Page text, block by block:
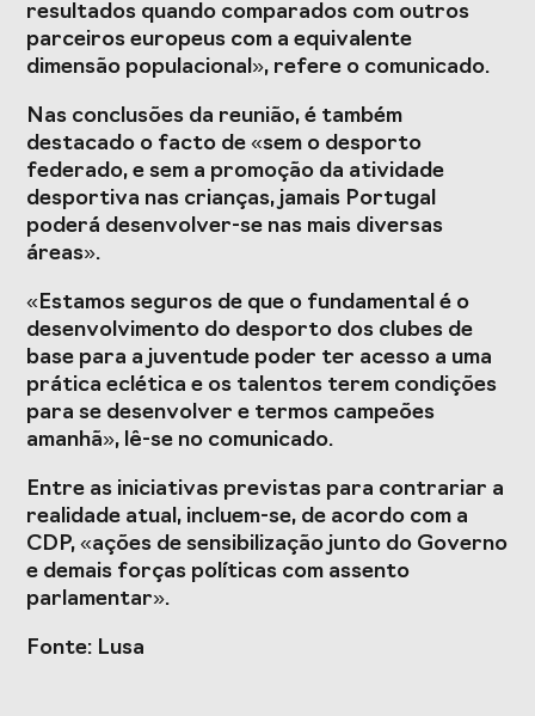
resultados quando comparados com outros
parceiros europeus com a equivalente
dimensão populacional», refere o comunicado.
Nas conclusões da reunião, é também
destacado o facto de «sem o desporto
federado, e sem a promoção da atividade
desportiva nas crianças, jamais Portugal
poderá desenvolver-se nas mais diversas
áreas».
«Estamos seguros de que o fundamental é o
desenvolvimento do desporto dos clubes de
base para a juventude poder ter acesso a uma
prática eclética e os talentos terem condições
para se desenvolver e termos campeões
amanhã», lê-se no comunicado.
Entre as iniciativas previstas para contrariar a
realidade atual, incluem-se, de acordo com a
CDP, «ações de sensibilização junto do Governo
e demais forças políticas com assento
parlamentar».
Fonte: Lusa